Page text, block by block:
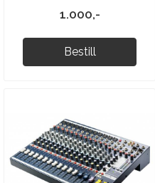
1.000,-
Bestill